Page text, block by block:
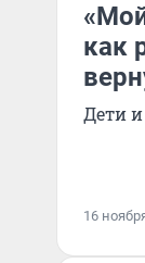
как
Дети
16